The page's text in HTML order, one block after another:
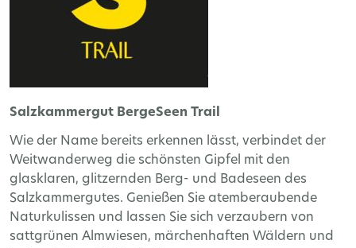
Salzkammergut BergeSeen Trail
Wie der Name bereits erkennen lässt, verbindet der
Weitwanderweg die schönsten Gipfel mit den
glasklaren, glitzernden Berg- und Badeseen des
Salzkammergutes. Genießen Sie atemberaubende
Naturkulissen und lassen Sie sich verzaubern von
sattgrünen Almwiesen, märchenhaften Wäldern und